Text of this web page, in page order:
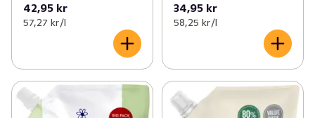
42,95 kr
57,27 kr /l
34,95 kr
58,25 kr /l